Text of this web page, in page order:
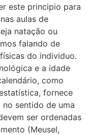
este principio para
aulas de
natação ou
falando de
do individuo.
e a idade
como
fornece
sentido de uma
ser ordenadas
(Meusel,